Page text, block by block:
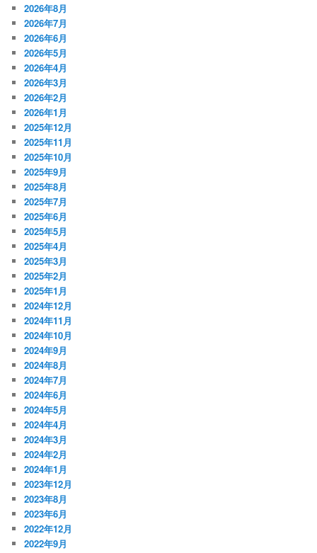
2026年8月
2026年7月
2026年6月
2026年5月
2026年4月
2026年3月
2026年2月
2026年1月
2025年12月
2025年11月
2025年10月
2025年9月
2025年8月
2025年7月
2025年6月
2025年5月
2025年4月
2025年3月
2025年2月
2025年1月
2024年12月
2024年11月
2024年10月
2024年9月
2024年8月
2024年7月
2024年6月
2024年5月
2024年4月
2024年3月
2024年2月
2024年1月
2023年12月
2023年8月
2023年6月
2022年12月
2022年9月